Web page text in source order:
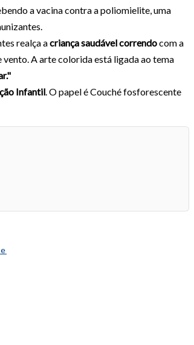
a vacina contra a poliomielite, uma
realça acriança saudável correndocom a
A arte colorida está ligada ao tema
Infantil . O papel é Couché fosforescente